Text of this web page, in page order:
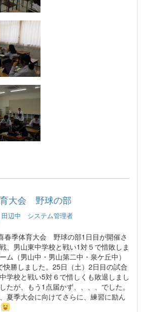
大会 野球の部
田辺中 システム管理者
春季体育大会 野球の部1日目が開催さ
、男山東中学校と戦い1対５で惜敗しま
ム（男山中・男山第二中・泉ケ丘中）
快勝しました。25日（土）2日目の試合
学校と戦い5対６で惜しくも敗退しまし
たが、もう1点届かず、、、、でした。
夏季大会に向けてさらに、練習に励ん